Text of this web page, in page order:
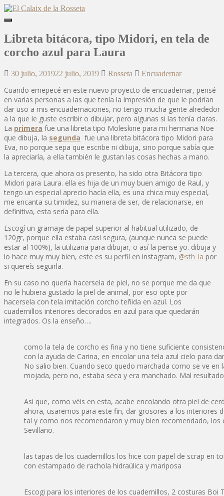
Skip
to
content
Toggle
Libreta bitácora, tipo Midori, en tela de
corcho azul para Laura
30 julio, 201922 julio, 2019 Rosseta Encuadernar
Cuando emepecé en este nuevo proyecto de encuadernar, pensé
en varias personas a las que tenía la impresión de que le podrían
dar uso a mis encuadernaciones, no tengo mucha gente alrededor
a la que le guste escribir o dibujar, pero algunas si las tenía claras.
La primera fue una libreta tipo Moleskine para mi hermana Noe
que dibuja, la segunda fue una libreta bitácora tipo Midori para
Eva, no porque sepa que escribe ni dibuja, sino porque sabía que
la apreciaría, a ella también le gustan las cosas hechas a mano.
La tercera, que ahora os presento, ha sido otra Bitácora tipo
Midori para Laura. ella es hija de un muy buen amigo de Raul, y
tengo un especial aprecio hacía ella, es una chica muy especial,
me encanta su timidez, su manera de ser, de relacionarse, en
definitiva, esta sería para ella.
Escogí un gramaje de papel superior al habitual utilizado, de
120gr, porque ella estaba casi segura, (aunque nunca se puede
estar al 100%), la utilizaria para dibujar, o así la pense yo. dibuja y
lo hace muy muy bien, este es su perfil en instagram, @sth_la por
si quereís seguirla.
En su caso no quería hacersela de piel, no se porque me da que
no le hubiera gustado la piel de animal, por eso opte por
hacersela con tela imitación corcho teñida en azul. Los
cuadernillos interiores decorados en azul para que quedarán
integrados. Os la enseño….
como la tela de corcho es fina y no tiene suficiente
con la ayuda de Carina, en encolar una tela azul cielo para
No salio bien. Cuando seco quedo marchada como se ve en
mojada, pero no, estaba seca y era manchado. Mal
Asi que, como véis en esta, acabe encolando otra piel de
ahora, usaremos para este fin, dar grosores a los interiores
tal y como nos recomendaron y muy bien recomendado, los
Sevillano.
las tapas de los cuadernillos los hice con papel de scrap en
con estampado de rachola hidraúlica y mariposa
Escogi para los interiores de los cuadernillos, 2 costuras Boi